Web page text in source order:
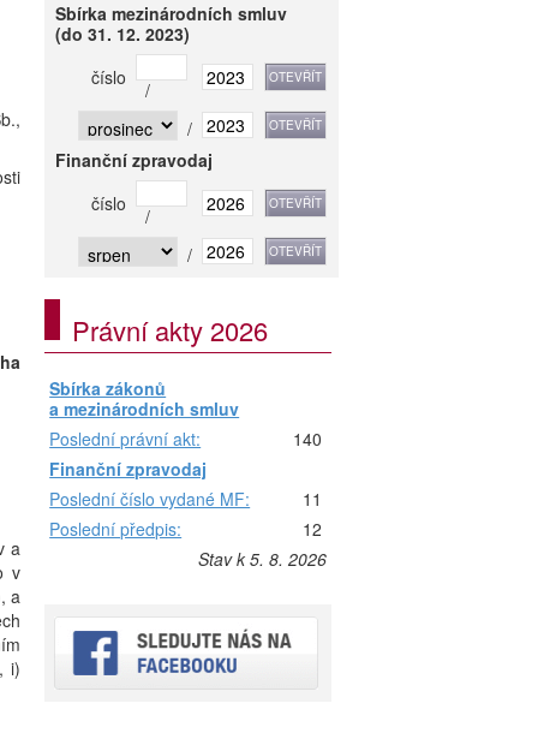
a
v
a
i)
Sbírka mezinárodních smluv
(do 31. 12. 2023)
číslo
/
/
Finanční zpravodaj
číslo
/
/
Právní akty 2026
Sbírka zákonů
a mezinárodních smluv
Poslední právní akt:
140
Finanční zpravodaj
Poslední číslo vydané MF:
11
Poslední předpis:
12
Stav k 5. 8. 2026